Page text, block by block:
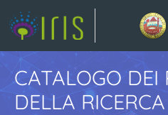
CATALOGO DEI
DELLA RICERCA